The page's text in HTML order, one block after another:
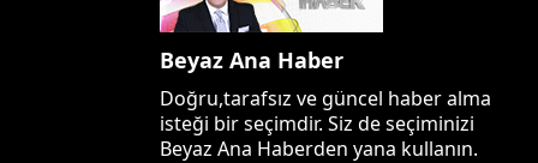
Beyaz Ana Haber
Doğru,tarafsız ve güncel haber alma
isteği bir seçimdir. Siz de seçiminizi
Beyaz Ana Haberden yana kullanın.